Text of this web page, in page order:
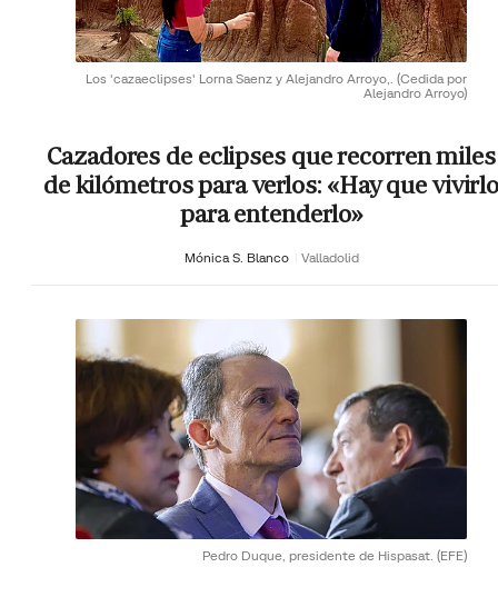
Los 'cazaeclipses' Lorna Saenz y Alejandro Arroyo,. (Cedida por
Alejandro Arroyo)
Cazadores de eclipses que recorren miles
de kilómetros para verlos: «Hay que
para entenderlo»
Mónica S. Blanco Valladolid
Pedro Duque, presidente de Hispasat. (EFE)